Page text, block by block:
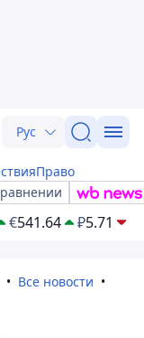
Рус
Право
€541.64 ₽5.71
Все новости